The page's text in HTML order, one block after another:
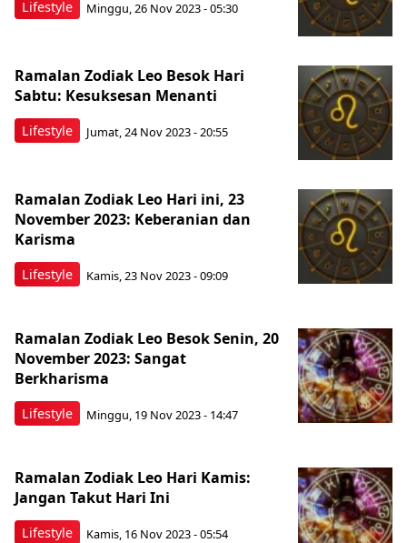
Lifestyle Minggu, 26 Nov 2023 - 05:30
Lifestyle
Ramalan Zodiak Leo Besok Hari
Sabtu: Kesuksesan Menanti
Jumat, 24 Nov 2023 - 20:55
Lifestyle
Ramalan Zodiak Leo Hari ini, 23
November 2023: Keberanian dan
Karisma
Kamis, 23 Nov 2023 - 09:09
Lifestyle
Ramalan Zodiak Leo Besok Senin, 20
November 2023: Sangat
Berkharisma
Minggu, 19 Nov 2023 - 14:47
Lifestyle
Ramalan Zodiak Leo Hari Kamis:
Jangan Takut Hari Ini
Kamis, 16 Nov 2023 - 05:54